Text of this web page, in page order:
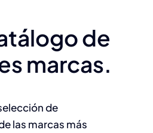
de
marcas.
de
las marcas más